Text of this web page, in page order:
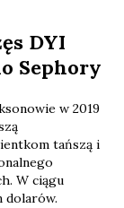
DYI
Sephory
w 2019
tańszą i
W ciągu
dolarów.